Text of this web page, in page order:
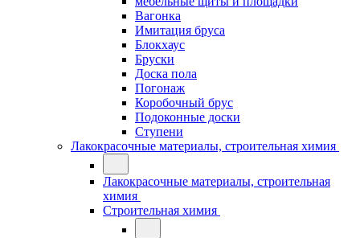
Вагонка
Имитация бруса
Блокхаус
Бруски
Доска пола
Погонаж
Коробочный брус
Подоконные доски
Ступени
Лакокрасочные материалы, строительная химия
Лакокрасочные материалы, строительная
химия
Строительная химия